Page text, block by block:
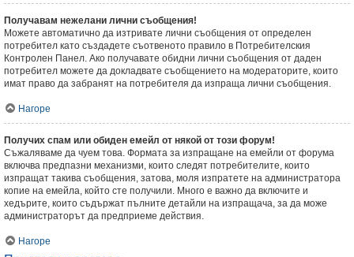
Получавам нежелани лични съобщения!
Можете автоматично да изтривате лични съобщения от определен
потребител като създадете съотвеното правило в Потребителския
Контролен Панел. Ако получавате обидни лични съобщения от даден
потребител можете да докладвате съобщението на модераторите, които
имат право да забранят на потребителя да изпраща лични съобщения.
Нагоре
Получих спам или обиден емейл от някой от този форум!
Съжаляваме да чуем това. Формата за изпращане на емейли от форума
включва предпазни механизми, които следят потребителите, които
изпращат такива съобщения, затова, моля изпратете на администратора
копие на емейла, който сте получили. Много е важно да включите и
хедърите, които съдържат пълните детайли на изпращача, за да може
администраторът да предприеме действия.
Нагоре